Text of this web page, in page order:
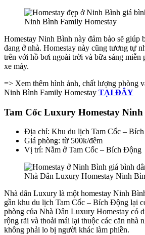
Ninh Bình Family Homestay
Homestay Ninh Bình này đảm bảo sẽ giúp
đang ở nhà. Homestay này cũng tương tự
trên với hồ bơi ngoài trời và bữa sáng miễn
xe máy.
=> Xem thêm hình ảnh, chất lượng phòng
Ninh Bình Family Homestay TẠI ĐÂY
Tam Cốc Luxury Homestay
Địa chỉ: Khu du lịch Tam Cốc –
Giá phòng: từ 500k/đêm
Vị trí: Nằm ở Tam Cốc – Bích Động
Nhà Dân Luxury Homestay Ninh
Nhà dân Luxury là một homestay Ninh
gần khu du lịch Tam Cốc – Bích Động lại
phòng của Nhà Dân Luxury Homestay có
rộng rãi và thoải mái lại thuộc các căn nhà
không phải lo bị người khác làm phiền.